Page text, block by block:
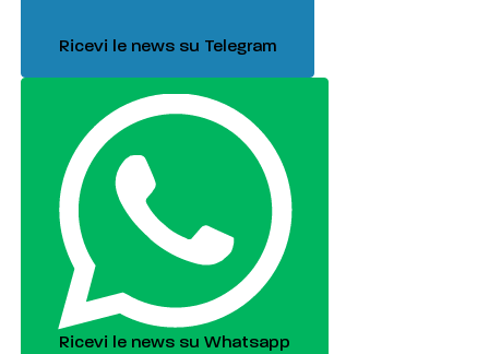
Ricevi le news su Telegram
Ricevi le news su Whatsapp